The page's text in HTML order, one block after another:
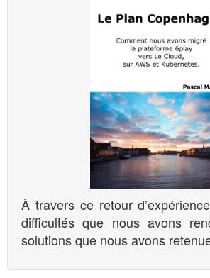
À travers ce retour
difficultés que nous avons
solutions que nous avons